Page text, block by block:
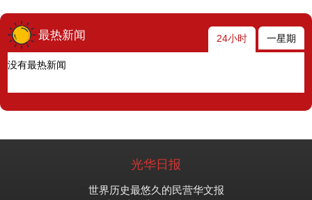
最热新闻 24小时 一星期
没有最热新闻
光华日报
世界历史最悠久的民营华文报